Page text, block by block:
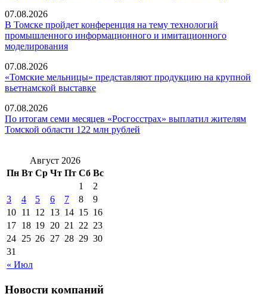
07.08.2026
В Томске пройдет конференция на тему технологий
промышленного информационного и имитационного
моделирования
07.08.2026
«Томские мельницы» представляют продукцию на крупной
вьетнамской выставке
07.08.2026
По итогам семи месяцев «Росгосстрах» выплатил жителям
Томской области 122 млн рублей
Август 2026
Пн Вт Ср Чт Пт Сб Вс
« Июл
1
2
3
4 5 6 7 8
9
10 11 12 13 14 15 16
17 18 19 20 21 22 23
24 25 26 27 28 29 30
31
Новости компаний